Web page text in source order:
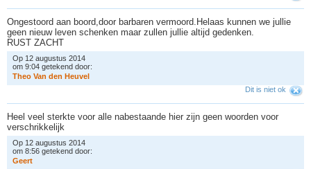
Ongestoord aan boord,door barbaren vermoord.Helaas kunnen we jullie
geen nieuw leven schenken maar zullen jullie altijd gedenken.
RUST ZACHT
Op 12 augustus 2014
om 9:04 getekend door:
Theo Van den Heuvel
Dit is niet ok
Heel veel sterkte voor alle nabestaande hier zijn geen woorden voor
verschrikkelijk
Op 12 augustus 2014
om 8:56 getekend door:
Geert